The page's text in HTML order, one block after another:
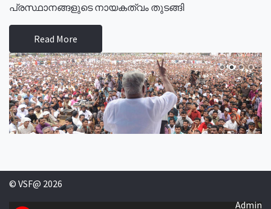
പ്രസ്ഥാനങ്ങളുടെ നായകത്വം തുടങ്ങി
Read More
© VSF@ 2026
Admin